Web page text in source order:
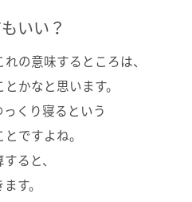
いい？
の意味するところは、
とかなと思います。
くり寝るという
ですよね。
ると、
す。